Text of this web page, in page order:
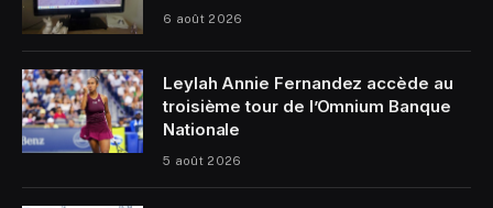
6 août 2026
Leylah Annie Fernandez accède au
troisième tour de l’Omnium Banque
Nationale
5 août 2026